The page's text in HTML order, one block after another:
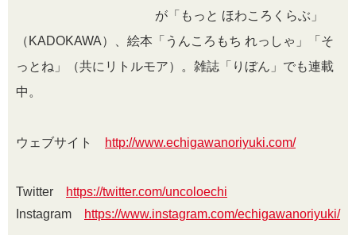
が「もっと ほわころくらぶ」
（KADOKAWA）、絵本「うんころもち れっしゃ」「そ
っとね」（共にリトルモア）。雑誌「りぼん」でも連載
中。
ウェブサイト http://www.echigawanoriyuki.com/
Twitter
https://twitter.com/uncoloechi
Instagram
https://www.instagram.com/echigawanoriyuki/